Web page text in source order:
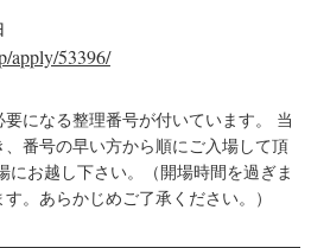
apply/53396/
になる整理番号が付いています。 当
番号の早い方から順にご入場して頂
にお越し下さい。（開場時間を過ぎま
。あらかじめご了承ください。）